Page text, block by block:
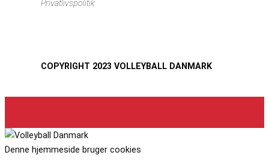
Privatlivspolitik
COPYRIGHT 2023 VOLLEYBALL DANMARK
Denne hjemmeside bruger cookies